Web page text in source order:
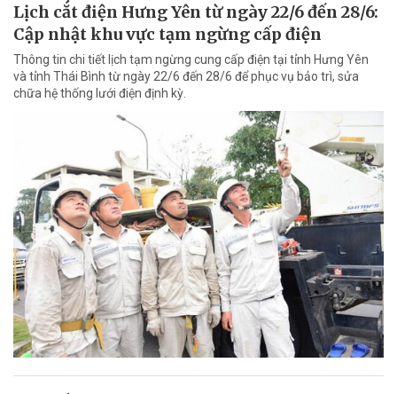
Lịch cắt điện Hưng Yên từ ngày 22/6 đến 28/6:
Cập nhật khu vực tạm ngừng cấp điện
Thông tin chi tiết lịch tạm ngừng cung cấp điện tại tỉnh Hưng Yên
và tỉnh Thái Bình từ ngày 22/6 đến 28/6 để phục vụ bảo trì, sửa
chữa hệ thống lưới điện định kỳ.